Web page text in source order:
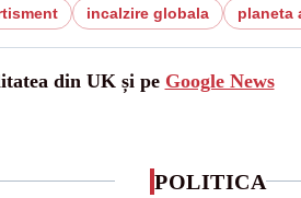
incalzire globala planeta
din UK și pe Google News
POLITICA